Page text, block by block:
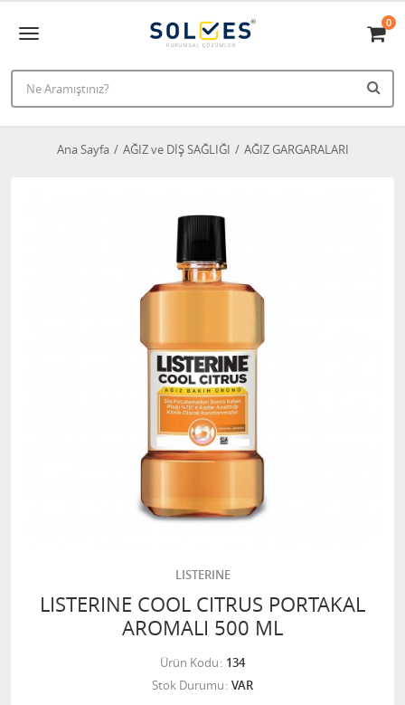
0
Ana Sayfa AĞIZ ve DİŞ SAĞLIĞI AĞIZ GARGARALARI
LISTERINE
LISTERINE COOL CITRUS PORTAKAL
AROMALI 500 ML
Ürün Kodu 134
Stok Durumu VAR